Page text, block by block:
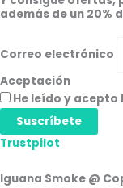
además de un 20%
Correo electrónico
Aceptación
He leído y acepto
Suscríbete
Trustpilot
Iguana Smoke @